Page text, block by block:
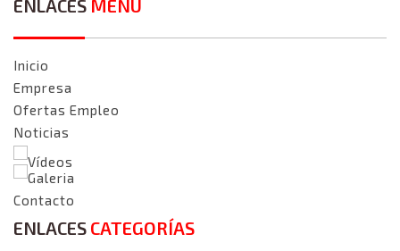
ENLACES MENÚ
Inicio
Empresa
Ofertas Empleo
Noticias
Vídeos
Galeria
Contacto
ENLACES CATEGORÍAS